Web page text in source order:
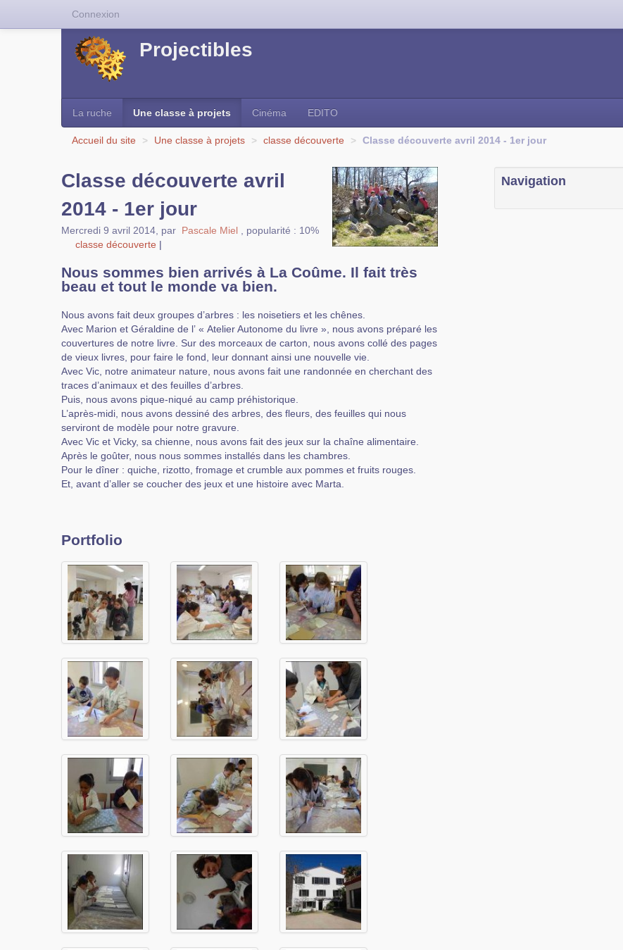
Projectibles
La ruche Une classe à projets Cinéma EDITO
Accueil du site > Une classe à projets > classe découverte > Classe découverte avril 2014 - 1er jour
Classe découverte avril
2014 - 1er jour
Mercredi 9 avril 2014 par Pascale Miel
popularité : 10%
classe découverte |
Nous sommes bien arrivés à La Coûme. Il fait très
beau et tout le monde va bien.
Nous avons fait deux groupes d’arbres : les noisetiers et les chênes.
Avec Marion et Géraldine de l’ « Atelier Autonome du livre », nous avons préparé les
couvertures de notre livre. Sur des morceaux de carton, nous avons collé des pages
de vieux livres, pour faire le fond, leur donnant ainsi une nouvelle vie.
Avec Vic, notre animateur nature, nous avons fait une randonnée en cherchant des
traces d’animaux et des feuilles d’arbres.
Puis, nous avons pique-niqué au camp préhistorique.
L’après-midi, nous avons dessiné des arbres, des fleurs, des feuilles qui nous
serviront de modèle pour notre gravure.
Avec Vic et Vicky, sa chienne, nous avons fait des jeux sur la chaîne alimentaire.
Après le goûter, nous nous sommes installés dans les chambres.
Pour le dîner : quiche, rizotto, fromage et crumble aux pommes et fruits rouges.
Et, avant d’aller se coucher des jeux et une histoire avec Marta.
Portfolio
Navigation
Connexion